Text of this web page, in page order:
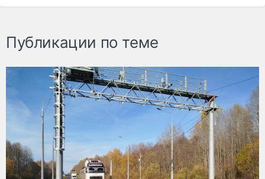
Публикации по теме